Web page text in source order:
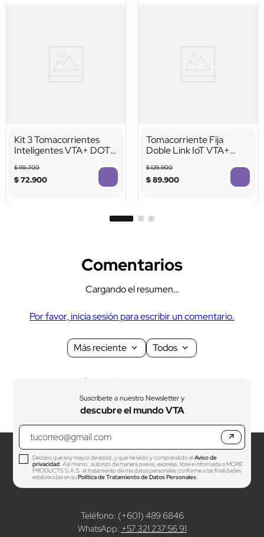
Kit 3 Tomacorrientes
Inteligentes VTA+ DOT
$119.700
$72.900
Tomacorriente Fija
Doble Link IoT VTA+
$129.900
$89.900
Comentarios
Cargando el resumen…
Por favor, inicia sesión para escribir un comentario.
Más reciente Todos
Cargando comentarios…
Suscríbete a nuestro Newsletter y
descubre el mundo VTA
↗
Declaro que soy mayor de edad, y que he leído y comprendido elAviso de
privacidad. Así mismo, autorizo de manera previa, expresa, libre e informada a MORE
PRODUCTS S.A.S. el tratamiento de mis datos personales conforme a las finalidades
establecidas en suPolítica de Tratamiento de Datos Personales.
Teléfono: (+601) 489 6846
WhatsApp: +57 321 237 56 91